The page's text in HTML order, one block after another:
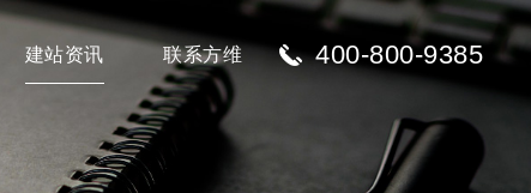
建站资讯 联系方维 400-800-9385